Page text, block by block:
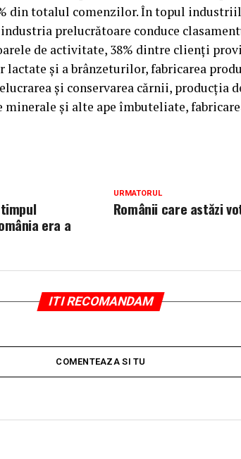
din totalul comenzilor. În topul
prelucrătoare conduce
de activitate, 38% dintre clienţi
lactate şi a brânzeturilor, fabricarea
şi conservarea cărnii, producţia
minerale şi alte ape îmbuteliate,
URMATORUL
Românii care astăzi
era a
ITI RECOMANDAM
COMENTEAZA SI TU